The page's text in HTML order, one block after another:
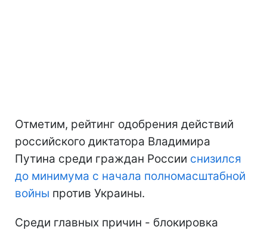
Отметим, рейтинг одобрения действий
российского диктатора Владимира
Путина среди граждан России снизился
до минимума с начала полномасштабной
войны против Украины.
Среди главных причин - блокировка